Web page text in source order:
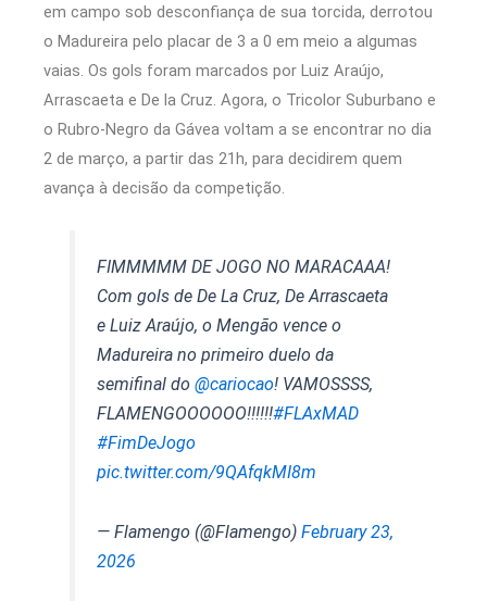
em campo sob desconfiança de sua torcida, derrotou
o Madureira pelo placar de 3 a 0 em meio a algumas
vaias. Os gols foram marcados por Luiz Araújo,
Arrascaeta e De la Cruz. Agora, o Tricolor Suburbano e
o Rubro-Negro da Gávea voltam a se encontrar no dia
2 de março, a partir das 21h, para decidirem quem
avança à decisão da competição.
FIMMMMM DE JOGO NO MARACAAA!
Com gols de De La Cruz, De Arrascaeta
e Luiz Araújo, o Mengão vence o
Madureira no primeiro duelo da
semifinal do@cariocao! VAMOSSSS,
FLAMENGOOOOOO!!!!!!#FLAxMAD
#FimDeJogo
pic.twitter.com/9QAfqkMI8m
— Flamengo (@Flamengo)February 23,
2026